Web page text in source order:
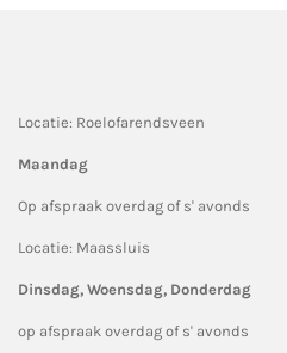
Locatie: Roelofarendsveen
Maandag
Op afspraak overdag of s' avonds
Locatie: Maassluis
Dinsdag, Woensdag, Donderdag
op afspraak overdag of s' avonds